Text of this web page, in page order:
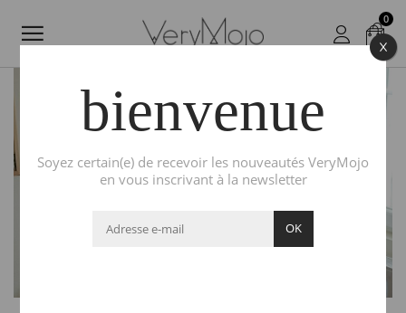
0
MEET UP : ELODIE,
FONDATRICE DE TEA
HERITAGE
lundi 7 décembre
bienvenue
Soyez certain(e) de recevoir les nouveautés VeryMojo
en vous inscrivant à la newsletter
OK